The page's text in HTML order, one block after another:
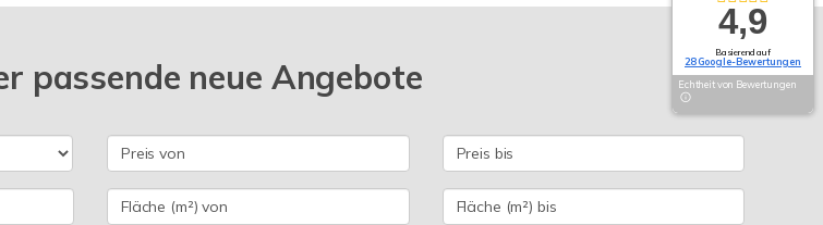
passende neue Angebote
4,9
Basierend auf
28 Google-Bewertungen
Echtheit von Bewertungen